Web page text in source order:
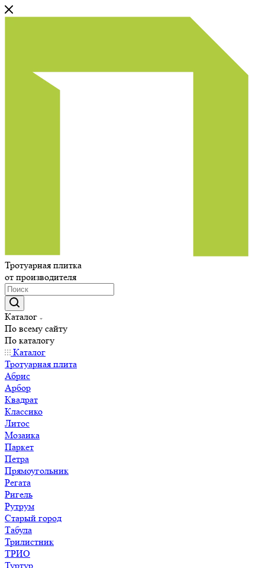
Тротуарная плитка
от производителя
Каталог
По всему сайту
По каталогу
Каталог
Тротуарная плита
Абрис
Арбор
Квадрат
Классико
Литос
Мозаика
Паркет
Петра
Прямоугольник
Регата
Ригель
Рутрум
Старый город
Табула
Трилистник
ТРИО
Туртур